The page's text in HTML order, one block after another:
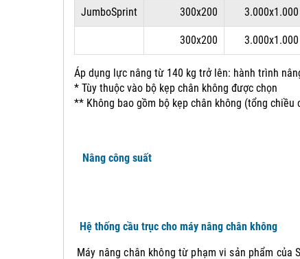
JumboSprint 300x200 3.000x1.000
300x200 3.000x1.000
Áp dụng lực nâng từ 140 kg trở lên: hành trình
* Tùy thuộc vào bộ kẹp chân không được chọn
** Không bao gồm bộ kẹp chân không (tổng chiều
Nâng công suất
Hệ thống cầu trục cho máy nâng chân không
Máy nâng chân không từ phạm vi sản phẩm của